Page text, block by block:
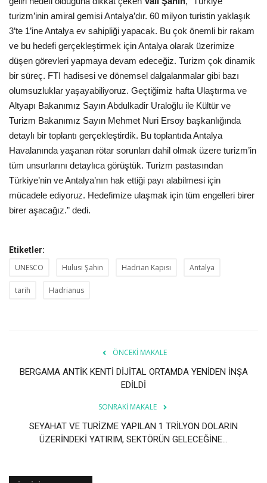
turizm’inin amiral gemisi Antalya’dır. 60 milyon turistin yaklaşık
3’te 1’ine Antalya ev sahipliği yapacak. Bu çok önemli bir rakam
ve bu hedefi gerçekleştirmek için Antalya olarak üzerimize
düşen görevleri yapmaya devam edeceğiz. Turizm çok dinamik
bir süreç. FTI hadisesi ve dönemsel dalgalanmalar gibi bazı
olumsuzluklar yaşayabiliyoruz. Geçtiğimiz hafta Ulaştırma ve
Altyapı Bakanımız Sayın Abdulkadir Uraloğlu ile Kültür ve
Turizm Bakanımız Sayın Mehmet Nuri Ersoy başkanlığında
detaylı bir toplantı gerçekleştirdik. Bu toplantıda Antalya
Havalanında yaşanan rötar sorunları dahil olmak üzere turizm’in
tüm unsurlarını detaylıca görüştük. Turizm pastasından
Türkiye’nin ve Antalya’nın hak ettiği payı alabilmesi için
mücadele ediyoruz. Hedefimize ulaşmak için tüm engelleri birer
birer aşacağız.” dedi.
Etiketler:
UNESCO Hulusi Şahin Hadrian Kapısı Antalya
tarih Hadrianus
ÖNCEKI MAKALE
BERGAMA ANTİK KENTİ DİJİTAL ORTAMDA YENİDEN İNŞA
EDİLDİ
SONRAKI MAKALE
SEYAHAT VE TURİZME YAPILAN 1 TRİLYON DOLARIN
ÜZERİNDEKİ YATIRIM, SEKTÖRÜN GELECEĞİNE...